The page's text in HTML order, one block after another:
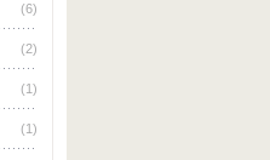
(6)
(2)
(1)
(1)